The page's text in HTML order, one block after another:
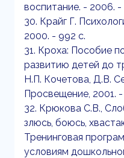
воспитание. - 2006.
30. Крайг Г.
2000. - 992 с.
31. Кроха: Пособие
развитию детей до
Н.П. Кочетова, Д.В.
Просвещение, 2001. -
32. Крюкова С.В.,
злюсь, боюсь,
Тренинговая
условиям